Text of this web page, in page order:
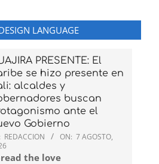
LANGUAGE
PRESENTE: El
se hizo presente en
alcaldes y
buscan
ante el
Gobierno
REDACCION ON: 7 AGOSTO,
the love